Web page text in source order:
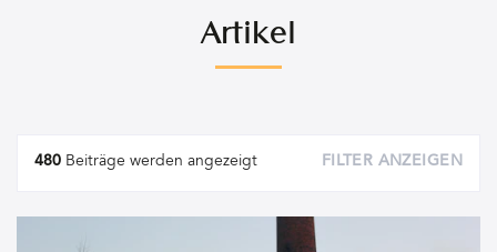
Artikel
Artikel
480 Beiträge werden angezeigt FILTER ANZEIGEN